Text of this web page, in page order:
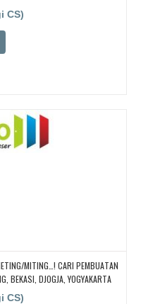
CS)
MITING…! CARI PEMBUATAN
BEKASI, DJOGJA, YOGYAKARTA
PINTU LIPAT, Pintu Lipat Kedap
CS)